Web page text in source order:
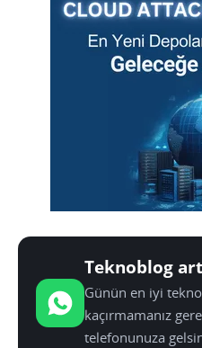
Teknoblog
Günün en iyi
kaçırmamanız
telefonunuza